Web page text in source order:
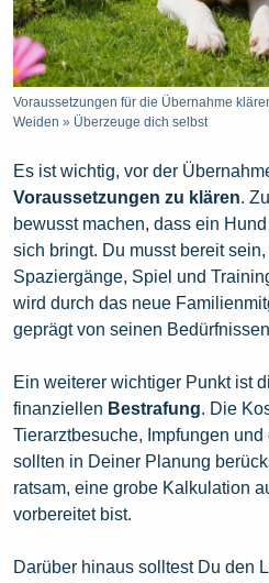
Voraussetzungen für die Übernahme
Weiden » Überzeuge dich selbst
Es ist wichtig, vor der
Voraussetzungen zu klären.
bewusst machen, dass ein
sich bringt. Du musst bereit
Spaziergänge, Spiel und
wird durch das neue
geprägt von seinen
Ein weiterer wichtiger Punkt ist
finanziellen Bestrafung. Die
Tierarztbesuche, Impfungen
sollten in Deiner Planung
ratsam, eine grobe Kalkulation
vorbereitet bist.
Darüber hinaus solltest Du den